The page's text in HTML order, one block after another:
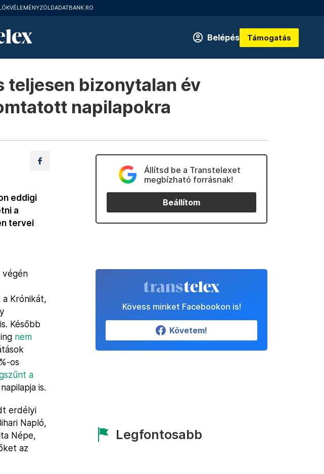
VÉLEMÉNYZÖLDADATBANK.RO
Belépés Támogatás
teljesen bizonytalan év
napilapokra
eddigi
a
tervei
végén
Krónikát,
Később
nem
os
a
is.
erdélyi
Napló,
Népe,
az
Állítsd be a Transtelexet
megbízható forrásnak!
Beállítom
Kövess minket Facebookon is!
Követem!
Legfontosabb